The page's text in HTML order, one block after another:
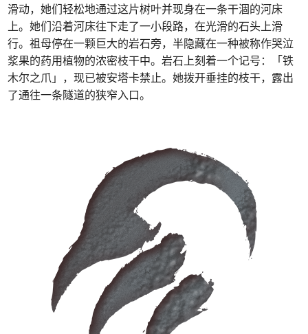
滑动，她们轻松地通过这片树叶并现身在一条干涸的河床
上。她们沿着河床往下走了一小段路，在光滑的石头上滑
行。祖母停在一颗巨大的岩石旁，半隐藏在一种被称作哭泣
浆果的药用植物的浓密枝干中。岩石上刻着一个记号：「铁
木尔之爪」，现已被安塔卡禁止。她拨开垂挂的枝干，露出
了通往一条隧道的狭窄入口。